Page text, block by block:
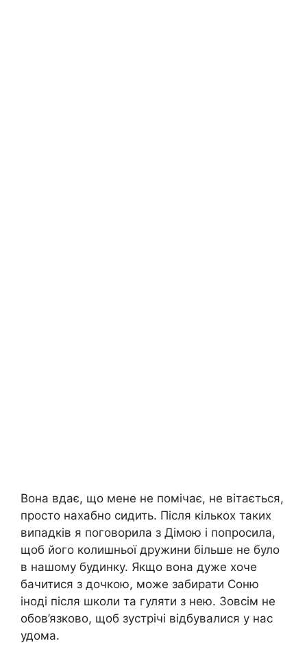
Вона вдає, що мене не помічає, не вітається,
просто нахабно сидить. Після кількох таких
випадків я поговорила з Дімою і попросила,
щоб його колишньої дружини більше не було
в нашому будинку. Якщо вона дуже хоче
бачитися з дочкою, може забирати Соню
іноді після школи та гуляти з нею. Зовсім не
обов’язково, щоб зустрічі відбувалися у нас
удома.